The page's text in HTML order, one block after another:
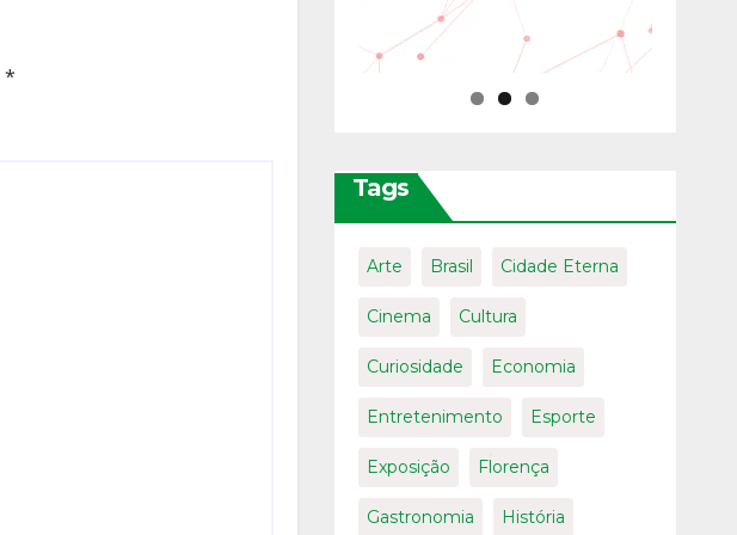
*
Tags
Arte Brasil Cidade Eterna
Cinema Cultura
Curiosidade Economia
Entretenimento Esporte
Exposição Florença
Gastronomia História